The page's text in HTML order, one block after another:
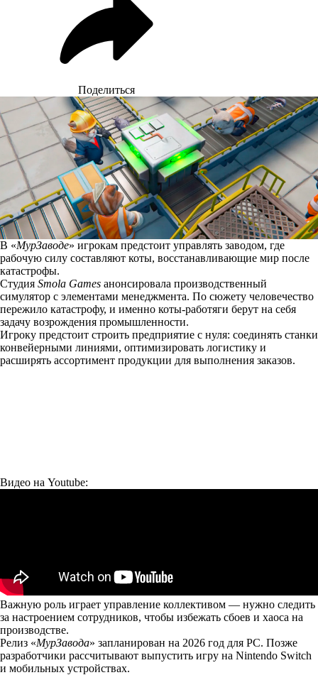
Поделиться
В «МурЗаводе» игрокам предстоит управлять заводом, где
рабочую силу составляют коты, восстанавливающие мир после
катастрофы.
Студия Smola Games анонсировала производственный
симулятор с элементами менеджмента. По сюжету человечество
пережило катастрофу, и именно коты-работяги берут на себя
задачу возрождения промышленности.
Игроку предстоит строить предприятие с нуля: соединять станки
конвейерными линиями, оптимизировать логистику и
расширять ассортимент продукции для выполнения заказов.
Видео на Youtube:
Важную роль играет управление коллективом — нужно следить
за настроением сотрудников, чтобы избежать сбоев и хаоса на
производстве.
Релиз «МурЗавода» запланирован на 2026 год для PC. Позже
разработчики рассчитывают выпустить игру на Nintendo Switch
и мобильных устройствах.